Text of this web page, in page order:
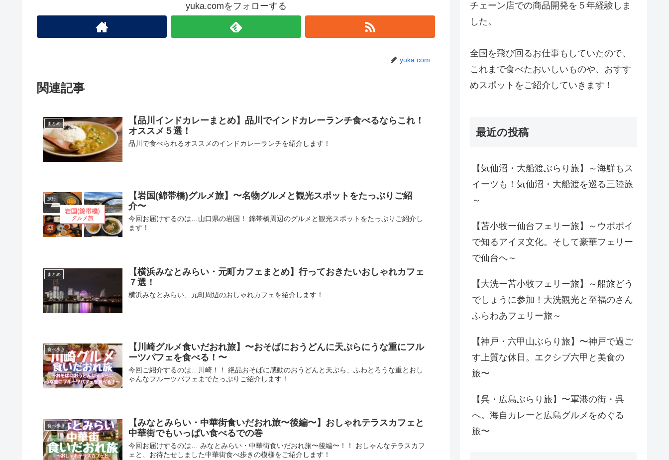
yuka.comをフォローする
yuka.com
関連記事
まとめ
【品川インドカレーまとめ】品川でインドカレーランチ食べるならこれ！
オススメ５選！
品川で食べられるオススメのインドカレーランチを紹介します！
旅行
【岩国(錦帯橋)グルメ旅】〜名物グルメと観光スポットをたっぷりご紹
介〜
今回お届けするのは…山口県の岩国！ 錦帯橋周辺のグルメと観光スポットをたっぷりご紹介し
ます！
まとめ
【横浜みなとみらい・元町カフェまとめ】行っておきたいおしゃれカフェ
７選！
横浜みなとみらい、元町周辺のおしゃれカフェを紹介します！
食べ歩き
【川崎グルメ食いだおれ旅】〜おそばにおうどんに天ぷらにうな重にフル
ーツパフェを食べる！〜
今回ご紹介するのは…川崎！！ 絶品おそばに感動のおうどんと天ぷら、ふわとろうな重とおし
ゃんなフルーツパフェまでたっぷりご紹介します！
食べ歩き
【みなとみらい・中華街食いだおれ旅〜後編〜】おしゃれテラスカフェと
中華街でもいっぱい食べるでの巻
今回お届けするのは… みなとみらい・中華街食いだおれ旅〜後編〜！！ おしゃんなテラスカフ
ェと、お待たせしました中華街食べ歩きの模様をご紹介します！
チェーン店での商品開発を５年経験しま
した。
全国を飛び回るお仕事もしていたので、
これまで食べたおいしいものや、おすす
めスポットをご紹介していきます！
最近の投稿
【気仙沼・大船渡ぶらり旅】～海鮮もス
イーツも！気仙沼・大船渡を巡る三陸旅
～
【苫小牧ー仙台フェリー旅】～ウポポイ
で知るアイヌ文化。そして豪華フェリー
で仙台へ～
【大洗ー苫小牧フェリー旅】～船旅どう
でしょうに参加！大洗観光と至福のさん
ふらわあフェリー旅～
【神戸・六甲山ぶらり旅】〜神戸で過ご
す上質な休日。エクシブ六甲と美食の
旅〜
【呉・広島ぶらり旅】〜軍港の街・呉
へ。海自カレーと広島グルメをめぐる
旅〜